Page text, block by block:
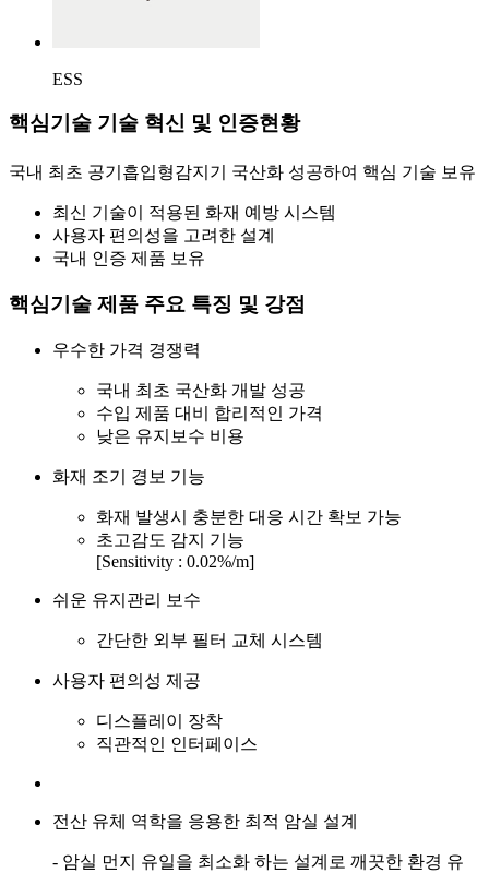
ESS
핵심기술 기술 혁신 및 인증현황
국내 최초 공기흡입형감지기 국산화 성공하여 핵심 기술 보유
최신 기술이 적용된 화재 예방 시스템
사용자 편의성을 고려한 설계
국내 인증 제품 보유
핵심기술 제품 주요 특징 및 강점
우수한 가격 경쟁력
국내 최초 국산화 개발 성공
수입 제품 대비 합리적인 가격
낮은 유지보수 비용
화재 조기 경보 기능
화재 발생시 충분한 대응 시간 확보 가능
초고감도 감지 기능
[Sensitivity : 0.02%/m]
쉬운 유지관리 보수
간단한 외부 필터 교체 시스템
사용자 편의성 제공
디스플레이 장착
직관적인 인터페이스
전산 유체 역학을 응용한 최적 암실 설계
- 암실 먼지 유일을 최소화 하는 설계로 깨끗한 환경 유